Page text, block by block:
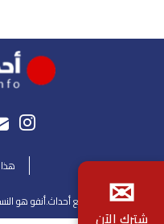
هذا الموقع
راسلونا
الرقمية لجريدة الأحداث المغربية